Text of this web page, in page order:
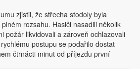
zjistil, že střecha stodoly byla
rozsahu. Hasiči nasadili několik
požár likvidovali a zároveň ochlazovali
postupu se podařilo dostat
čtrnácti minut od příjezdu první